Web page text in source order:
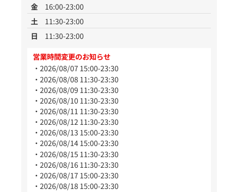
金
16:00-23:00
土
11:30-23:00
日
11:30-23:00
営業時間変更のお知らせ
2026/08/07 15:00-23:30
2026/08/08 11:30-23:30
2026/08/09 11:30-23:30
2026/08/10 11:30-23:30
2026/08/11 11:30-23:30
2026/08/12 11:30-23:30
2026/08/13 15:00-23:30
2026/08/14 15:00-23:30
2026/08/15 11:30-23:30
2026/08/16 11:30-23:30
2026/08/17 15:00-23:30
2026/08/18 15:00-23:30